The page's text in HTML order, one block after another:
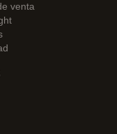
venta